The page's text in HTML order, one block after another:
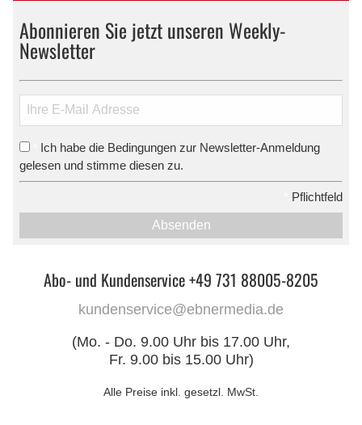
Abonnieren Sie jetzt unseren Weekly-
Newsletter
Ich habe die Bedingungen zur Newsletter-Anmeldung
gelesen und stimme diesen zu.
Pflichtfeld
Absenden
Abo- und Kundenservice +49 731 88005-8205
kundenservice@ebnermedia.de
(Mo. - Do. 9.00 Uhr bis 17.00 Uhr,
Fr. 9.00 bis 15.00 Uhr)
Alle Preise inkl. gesetzl. MwSt.